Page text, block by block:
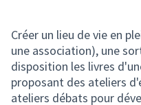
Créer un lieu de vie en
une association), une
disposition les livres
proposant des ateliers
ateliers débats pour